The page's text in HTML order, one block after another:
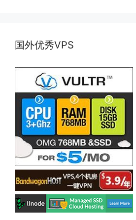
国外优秀VPS